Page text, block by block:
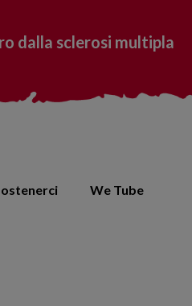
dalla sclerosi multipla
We Tube